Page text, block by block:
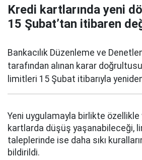
Kredi kartlarında yeni
15 Şubat’tan itibaren
Bankacılık Düzenleme ve
tarafından alınan karar
limitleri 15 Şubat itibarıyla
Yeni uygulamayla birlikte
kartlarda düşüş yaşanabileceği,
taleplerinde ise daha sıkı
bildirildi.